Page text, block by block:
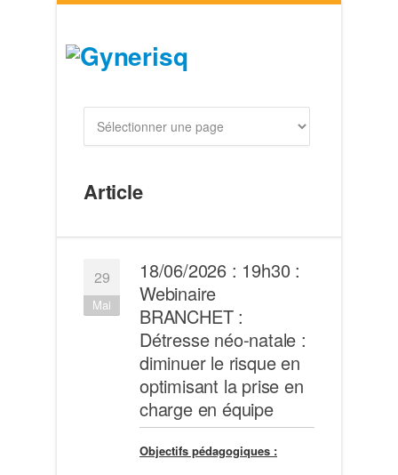
Article
29
Mai
18/06/2026 : 19h30 :
Webinaire
BRANCHET :
Détresse néo-natale :
diminuer le risque en
optimisant la prise en
charge en équipe
Objectifs pédagogiques :